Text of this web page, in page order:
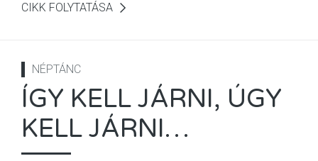
CIKK FOLYTATÁSA
NÉPTÁNC
ÍGY KELL JÁRNI, ÚGY
KELL JÁRNI…